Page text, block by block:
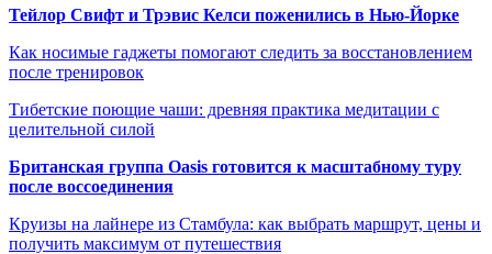
Тейлор Свифт и Трэвис Келси поженились в Нью-Йорке
Как носимые гаджеты помогают следить за восстановлением
после тренировок
Тибетские поющие чаши: древняя практика медитации с
целительной силой
Британская группа Oasis готовится к масштабному туру
после воссоединения
Круизы на лайнере из Стамбула: как выбрать маршрут, цены и
получить максимум от путешествия